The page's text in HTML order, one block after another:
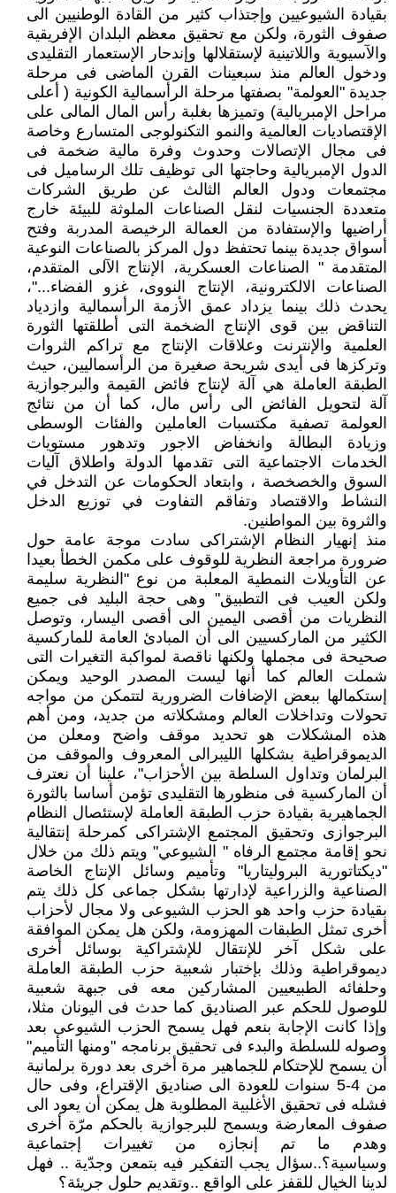
بقيادة الشيوعيين وإجتذاب كثير من القادة الوطنيين الى
صفوف الثورة، ولكن مع تحقيق معظم البلدان الإفريقية
والآسيوية واللاتينية لإستقلالها وإندحار الإستعمار التقليدى
ودخول العالم منذ سبعينات القرن الماضى فى مرحلة
جديدة "العولمة" بصفتها مرحلة الرأسمالية الكونية ( أعلى
مراحل الإمبريالية) وتميزها بغلبة رأس المال المالى على
الإقتصاديات العالمية والنمو التكنولوجى المتسارع وخاصة
فى مجال الإتصالات وحدوث وفرة مالية ضخمة فى
الدول الإمبريالية وحاجتها الى توظيف تلك الرساميل فى
مجتمعات ودول العالم الثالث عن طريق الشركات
متعددة الجنسيات لنقل الصناعات الملوثة للبيئة خارج
أراضيها والإستفادة من العمالة الرخيصة المدربة وفتح
أسواق جديدة بينما تحتفظ دول المركز بالصناعات النوعية
المتقدمة " الصناعات العسكرية، الإنتاج الآلى المتقدم،
الصناعات الالكترونية، الإنتاج النووى، غزو الفضاء..."،
يحدث ذلك بينما يزداد عمق الأزمة الرأسمالية وازدياد
التناقض بين قوى الإنتاج الضخمة التى أطلقتها الثورة
العلمية والإنترنت وعلاقات الإنتاج مع تراكم الثروات
وتركزها فى أيدى شريحة صغيرة من الرأسماليين، حيث
الطبقة العاملة هي آلة لإنتاج فائض القيمة والبرجوازية
آلة لتحويل الفائض الى رأس مال، كما أن من نتائج
العولمة تصفية مكتسبات العاملين والفئات الوسطى
وزيادة البطالة وانخفاض الاجور وتدهور مستويات
الخدمات الاجتماعية التى تقدمها الدولة واطلاق آليات
السوق والخصخصة ، وابتعاد الحكومات عن التدخل في
النشاط والاقتصاد وتفاقم التفاوت في توزيع الدخل
والثروة بين المواطنين.
منذ إنهيار النظام الإشتراكى سادت موجة عامة حول
ضرورة مراجعة النظرية للوقوف على مكمن الخطأ بعيدا
عن التأويلات النمطية المعلبة من نوع "النظرية سليمة
ولكن العيب فى التطبيق" وهى حجة البليد فى جميع
النظريات من أقصى اليمين الى أقصى اليسار، وتوصل
الكثير من الماركسيين الى أن المبادئ العامة للماركسية
صحيحة فى مجملها ولكنها ناقصة لمواكبة التغيرات التى
شملت العالم كما أنها ليست المصدر الوحيد ويمكن
إستكمالها ببعض الإضافات الضرورية لتتمكن من مواجه
تحولات وتداخلات العالم ومشكلاته من جديد، ومن أهم
هذه المشكلات هو تحديد موقف واضح ومعلن من
الديموقراطية بشكلها الليبرالى المعروف والموقف من
البرلمان وتداول السلطة بين الأحزاب"، علينا أن نعترف
أن الماركسية فى منظورها التقليدى تؤمن أساسا بالثورة
الجماهيرية بقيادة حزب الطبقة العاملة لإستئصال النظام
البرجوازى وتحقيق المجتمع الإشتراكى كمرحلة إنتقالية
نحو إقامة مجتمع الرفاه " الشيوعي" ويتم ذلك من خلال
"ديكتاتورية البروليتاريا" وتأميم وسائل الإنتاج الخاصة
الصناعية والزراعية لإدارتها بشكل جماعى كل ذلك يتم
بقيادة حزب واحد هو الحزب الشيوعى ولا مجال لأحزاب
أخرى تمثل الطبقات المهزومة، ولكن هل يمكن الموافقة
على شكل آخر للإنتقال للإشتراكية بوسائل أخرى
ديموقراطية وذلك بإختبار شعبية حزب الطبقة العاملة
وحلفائه الطبيعيين المشاركين معه فى جبهة شعبية
للوصول للحكم عبر الصناديق كما حدث فى اليونان مثلا،
وإذا كانت الإجابة بنعم فهل يسمح الحزب الشيوعى بعد
وصوله للسلطة والبدء فى تحقيق برنامجه "ومنها التأميم"
أن يسمح للإحتكام للجماهير مرة أخرى بعد دورة برلمانية
من 4-5 سنوات للعودة الى صناديق الإقتراع، وفى حال
فشله فى تحقيق الأغلبية المطلوبة هل يمكن أن يعود الى
صفوف المعارضة ويسمح للبرجوازية بالحكم مرّة أخرى
وهدم ما تم إنجازه من تغييرات إجتماعية
وسياسية؟..سؤال يجب التفكير فيه بتمعن وجدّية .. فهل
لدينا الخيال للقفز على الواقع ..وتقديم حلول جريئة؟